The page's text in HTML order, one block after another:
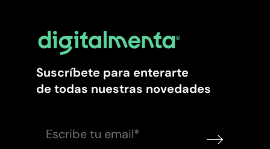
Suscríbete para enterarte
de todas nuestras novedades